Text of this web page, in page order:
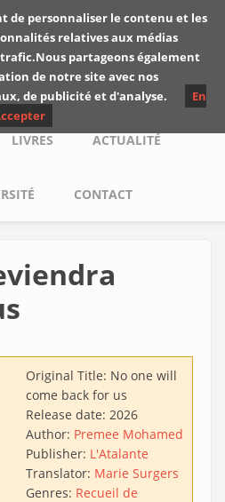
de
LIVRES ACTUALITÉ
CONTACT
Original Title: No one will
come back for us
Release date: 2026
Author: Premee Mohamed
Publisher: L'Atalante
Translator: Marie Surgers
Genres: Recueil de
de personnaliser le contenu et les
relatives aux médias
partageons également
de notre site avec nos
de publicité et d'analyse.
En